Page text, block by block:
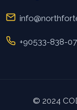
+90533-838-
© 2024